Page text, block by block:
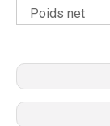
Poids net